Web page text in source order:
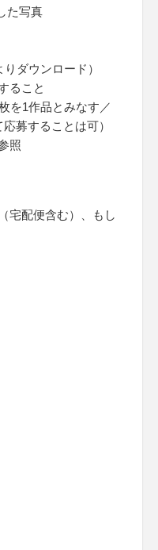
た写真
ダウンロード）
ること
を1作品とみなす／
募することは可）
照
宅配便含む）、もし